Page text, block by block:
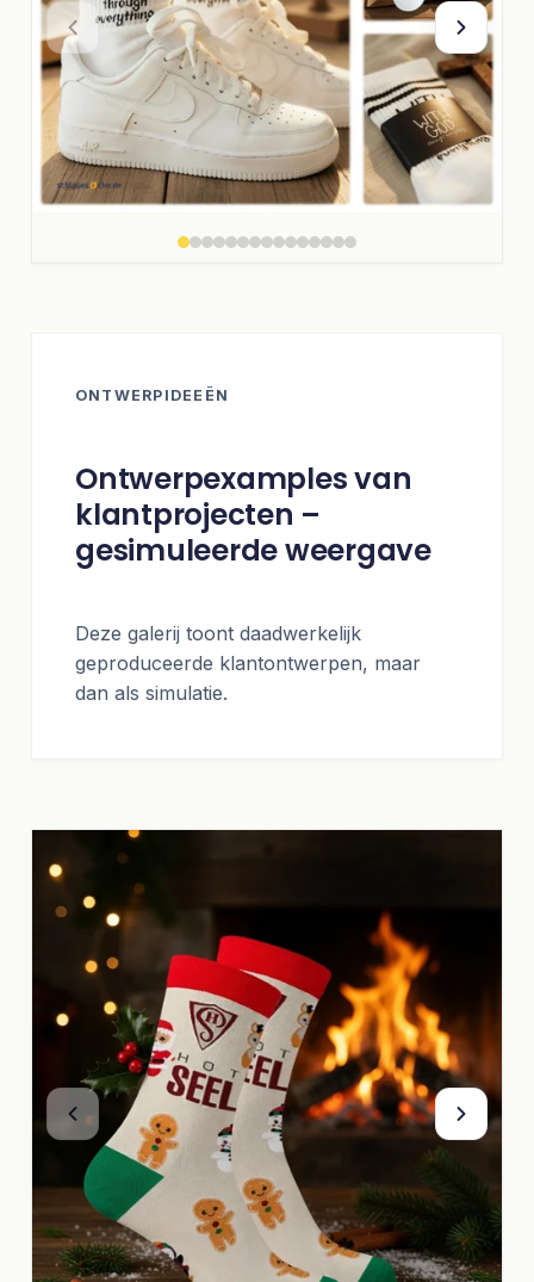
ONTWERPIDEEËN
Ontwerpexamples van
klantprojecten –
gesimuleerde weergave
Deze galerij toont daadwerkelijk
geproduceerde klantontwerpen, maar
dan als simulatie.